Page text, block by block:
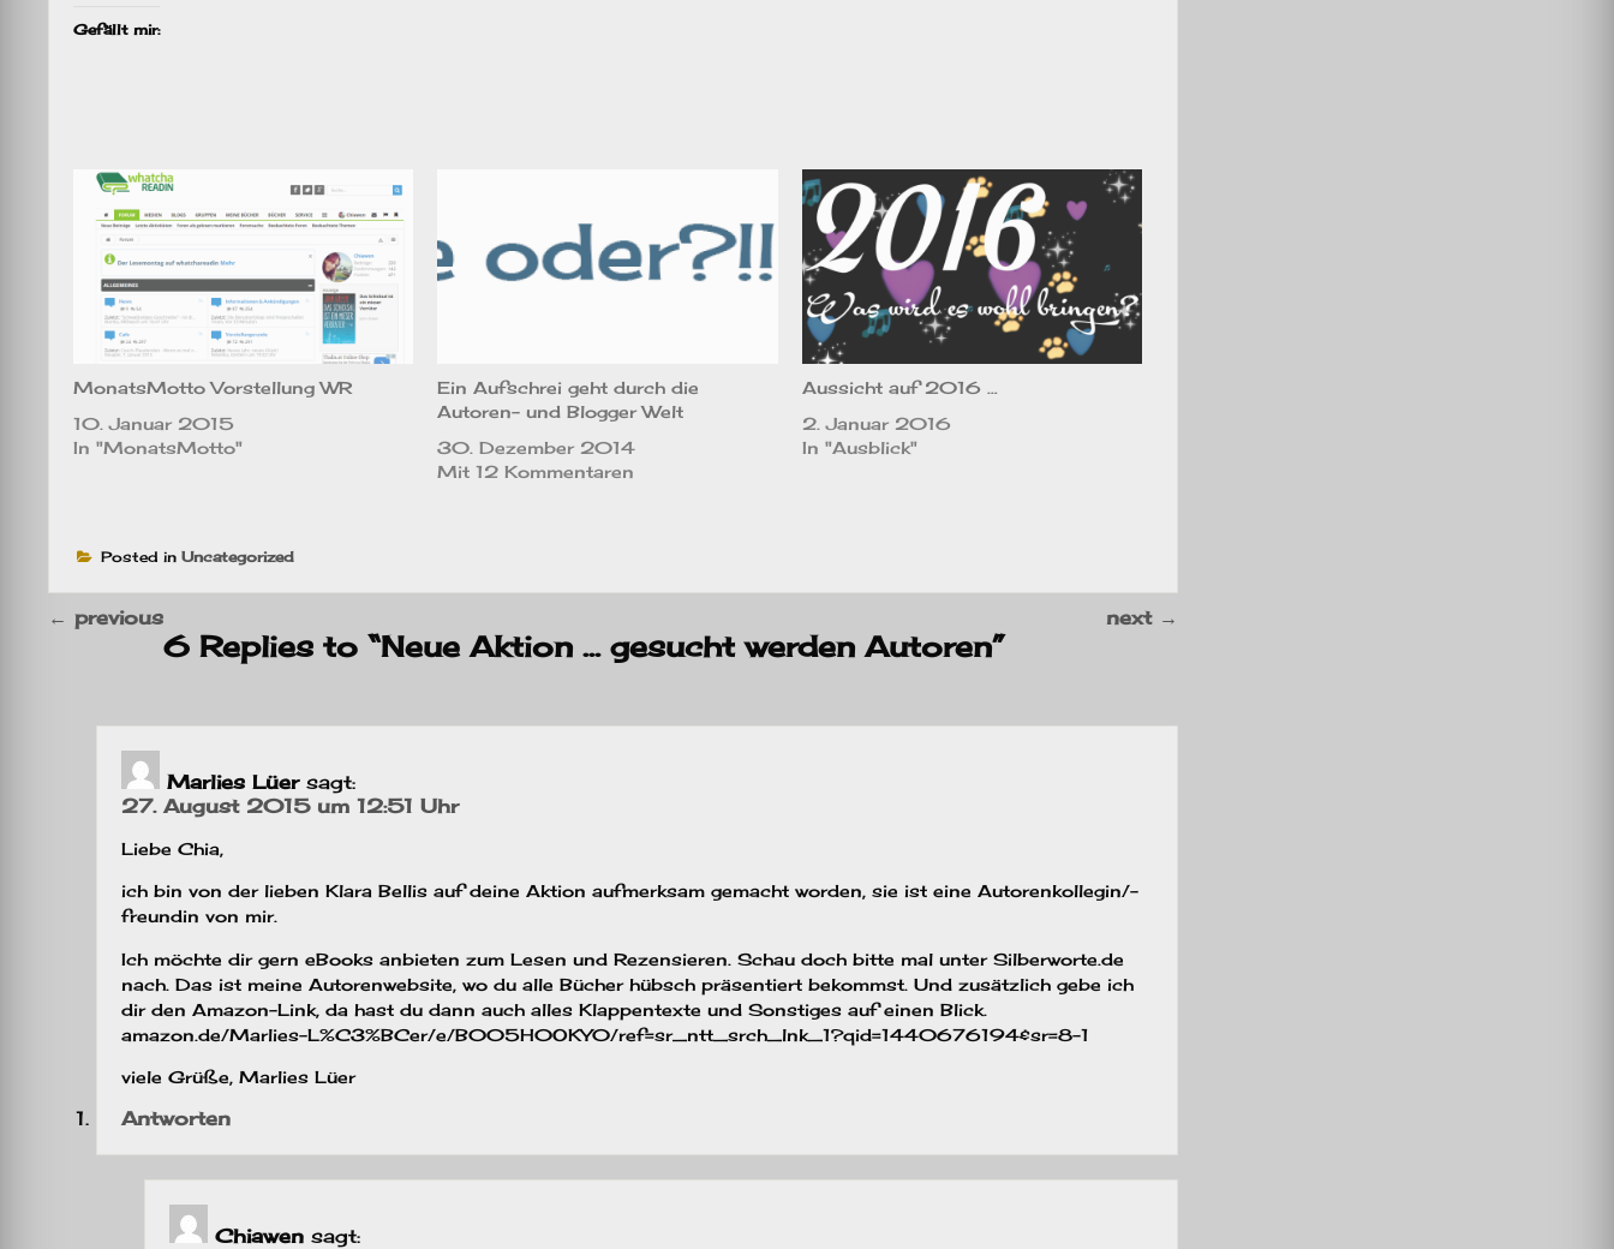
Gefällt mir:
MonatsMotto Vorstellung WR
10. Januar 2015
In "MonatsMotto"
Ein Aufschrei geht durch die
Autoren- und Blogger Welt
30. Dezember 2014
Mit 12 Kommentaren
Aussicht auf 2016 …
2. Januar 2016
In "Ausblick"
Posted in Uncategorized
← previous next →
6 Replies to “Neue Aktion … gesucht werden Autoren”
Marlies Lüer sagt:
27. August 2015 um 12:51 Uhr
Liebe Chia,
ich bin von der lieben Klara Bellis auf deine Aktion aufmerksam gemacht worden, sie ist eine Autorenkollegin/-
freundin von mir.
Ich möchte dir gern eBooks anbieten zum Lesen und Rezensieren. Schau doch bitte mal unter Silberworte.de
nach. Das ist meine Autorenwebsite, wo du alle Bücher hübsch präsentiert bekommst. Und zusätzlich gebe ich
dir den Amazon-Link, da hast du dann auch alles Klappentexte und Sonstiges auf einen Blick.
amazon.de/Marlies-L%C3%BCer/e/B005H0OKY0/ref=sr_ntt_srch_lnk_1?qid=1440676194&sr=8-1
viele Grüße, Marlies Lüer
Antworten
Chiawen sagt: